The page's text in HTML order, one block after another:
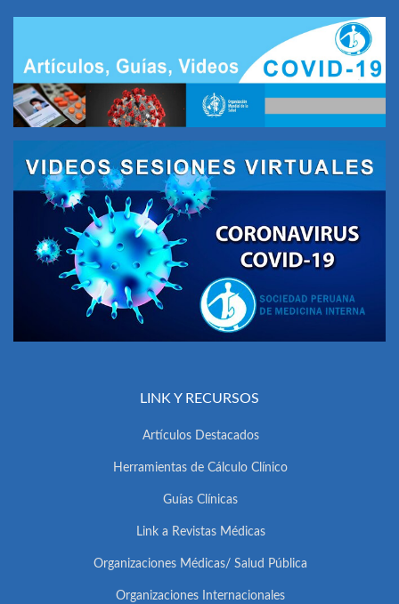
LINK Y RECURSOS
Artículos Destacados
Herramientas de Cálculo Clínico
Guías Clínicas
Link a Revistas Médicas
Organizaciones Médicas/ Salud Pública
Organizaciones Internacionales